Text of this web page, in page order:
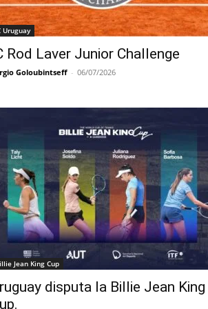
Uruguay
Rod Laver Junior Challenge
Goloubintseff - 06/07/2026
Jean King Cup
disputa la Billie Jean King